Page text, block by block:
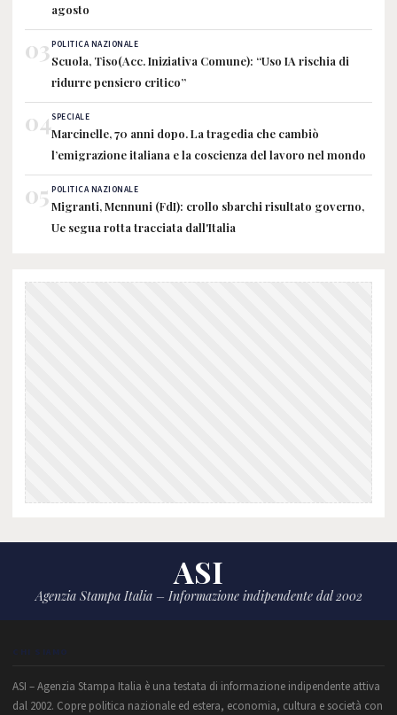
agosto
03POLITICA NAZIONALE
Scuola, Tiso(Acc. Iniziativa Comune): “Uso IA rischia di
ridurre pensiero critico”
04SPECIALE
Marcinelle, 70 anni dopo. La tragedia che cambiò
l’emigrazione italiana e la coscienza del lavoro nel mondo
05 POLITICA NAZIONALE
Migranti, Mennuni (FdI): crollo sbarchi risultato governo,
Ue segua rotta tracciata dall'Italia
ASI
Agenzia Stampa Italia – Informazione indipendente dal 2002
CHI SIAMO
ASI – Agenzia Stampa Italia è una testata di informazione indipendente attiva
dal 2002. Copre politica nazionale ed estera, economia, cultura e società con